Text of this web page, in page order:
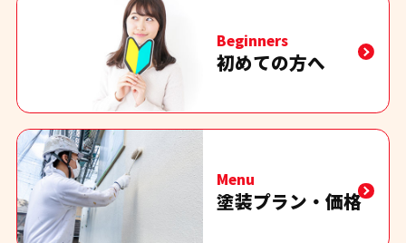
Beginners
初めての方へ
Menu
塗装プラン・価格